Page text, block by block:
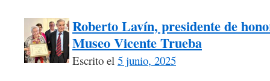
Roberto Lavín, presidente de
Museo Vicente Trueba
Escrito el 5 junio, 2025